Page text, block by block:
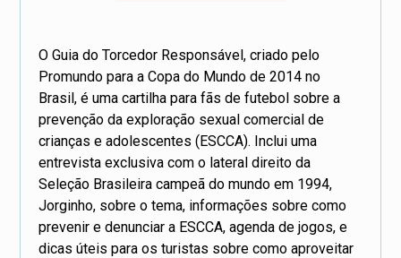
O Guia do Torcedor Responsável, criado pelo
Promundo para a Copa do Mundo de 2014 no
Brasil, é uma cartilha para fãs de futebol sobre a
prevenção da exploração sexual comercial de
crianças e adolescentes (ESCCA). Inclui uma
entrevista exclusiva com o lateral direito da
Seleção Brasileira campeã do mundo em 1994,
Jorginho, sobre o tema, informações sobre como
prevenir e denunciar a ESCCA, agenda de jogos, e
dicas úteis para os turistas sobre como aproveitar